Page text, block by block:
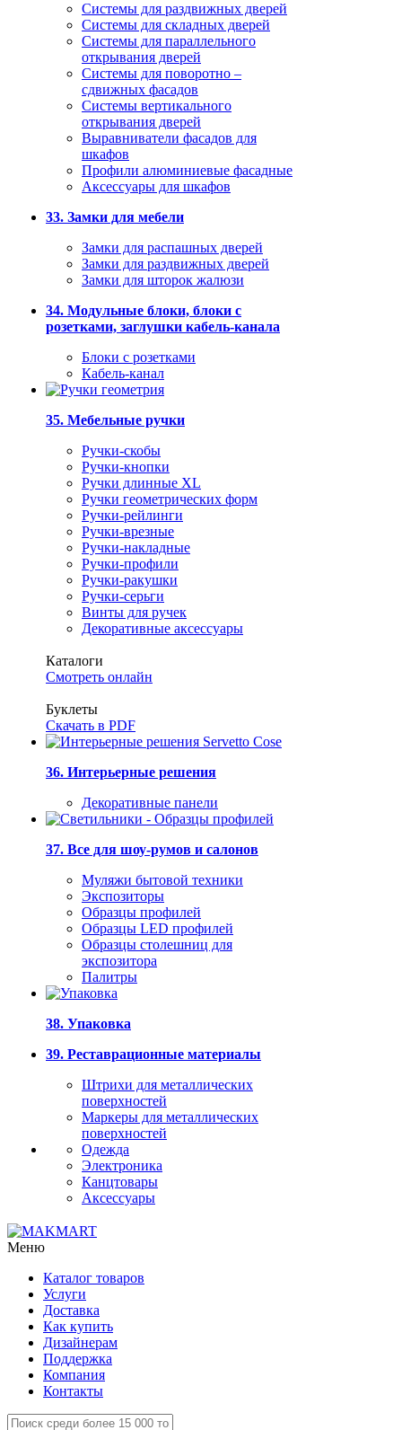
Системы для раздвижных дверей
Системы для складных дверей
Системы для параллельного
открывания дверей
Системы для поворотно –
сдвижных фасадов
Системы вертикального
открывания дверей
Выравниватели фасадов для
шкафов
Профили алюминиевые фасадные
Аксессуары для шкафов
33. Замки для мебели
Замки для распашных дверей
Замки для раздвижных дверей
Замки для шторок жалюзи
34. Модульные блоки, блоки с
розетками, заглушки кабель-канала
Блоки с розетками
Кабель-канал
35. Мебельные ручки
Ручки-скобы
Ручки-кнопки
Ручки длинные XL
Ручки геометрических форм
Ручки-рейлинги
Ручки-врезные
Ручки-накладные
Ручки-профили
Ручки-ракушки
Ручки-серьги
Винты для ручек
Декоративные аксессуары
Каталоги
Смотреть онлайн
Буклеты
Скачать в PDF
36. Интерьерные решения
Декоративные панели
37. Все для шоу-румов и салонов
Муляжи бытовой техники
Экспозиторы
Образцы профилей
Образцы LED профилей
Образцы столешниц для
экспозитора
Палитры
38. Упаковка
39. Реставрационные материалы
Штрихи для металлических
поверхностей
Маркеры для металлических
поверхностей
Одежда
Электроника
Канцтовары
Аксессуары
Меню
Каталог товаров
Услуги
Доставка
Как купить
Дизайнерам
Поддержка
Компания
Контакты